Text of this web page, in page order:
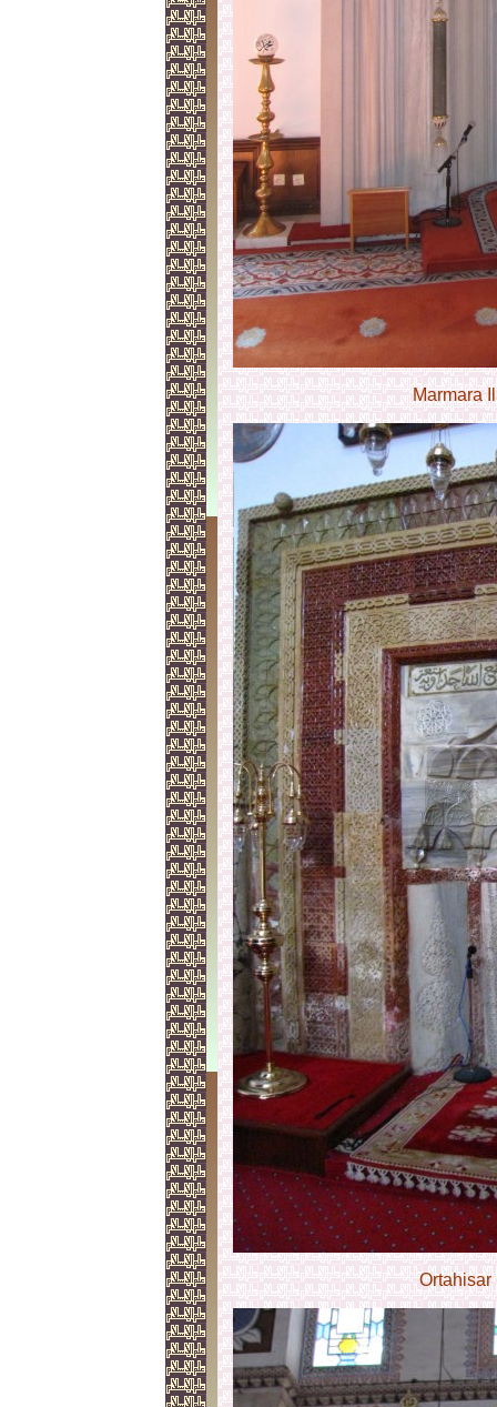
Marmara
Ortahisar